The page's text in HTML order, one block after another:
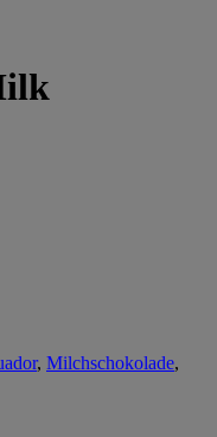
, Milchschokolade,